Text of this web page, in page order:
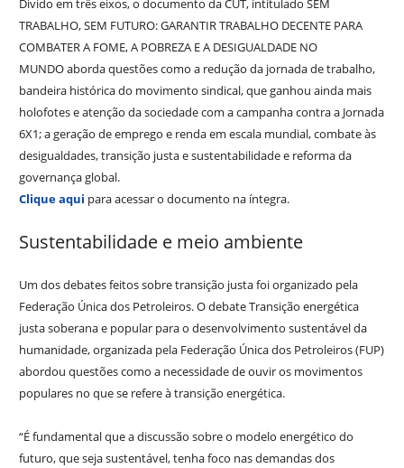
Divido em três eixos, o documento da CUT, intitulado SEM
TRABALHO, SEM FUTURO: GARANTIR TRABALHO DECENTE PARA
COMBATER A FOME, A POBREZA E A DESIGUALDADE NO
MUNDO aborda questões como a redução da jornada de trabalho,
bandeira histórica do movimento sindical, que ganhou ainda mais
holofotes e atenção da sociedade com a campanha contra a Jornada
6X1; a geração de emprego e renda em escala mundial, combate às
desigualdades, transição justa e sustentabilidade e reforma da
governança global.
Clique aqui para acessar o documento na íntegra.
Sustentabilidade e meio ambiente
Um dos debates feitos sobre transição justa foi organizado pela
Federação Única dos Petroleiros. O debate Transição energética
justa soberana e popular para o desenvolvimento sustentável da
humanidade, organizada pela Federação Única dos Petroleiros (FUP)
abordou questões como a necessidade de ouvir os movimentos
populares no que se refere à transição energética.
“É fundamental que a discussão sobre o modelo energético do
futuro, que seja sustentável, tenha foco nas demandas dos